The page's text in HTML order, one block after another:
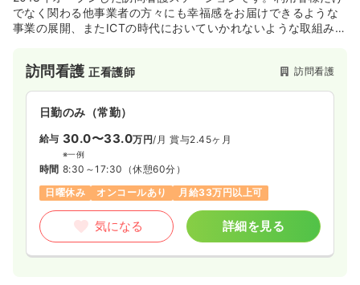
でなく関わる他事業者の方々にも幸福感をお届けできるような
事業の展開、またICTの時代においていかれないような取組みを
訪問看護正看護師 訪問看護
日勤のみ（常勤）
給与 30.0〜33.0万円/月 賞与2.45ヶ月
※一例
時間 8:30～17:30 （休憩60分）
日曜休み
オンコールあり 月給33万円以上可
気になる 詳細を見る